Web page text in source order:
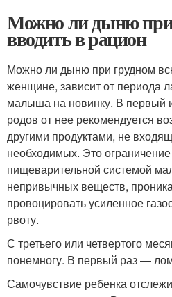
Можно ли дыню при
вводить в рацион
Можно ли дыню при грудном
женщине, зависит от периода
малыша на новинку. В первый
родов от нее рекомендуется
другими продуктами, не
необходимых. Это
пищеварительной системой
непривычных веществ,
провоцировать усиленное
рвоту.
С третьего или четвертого
понемногу. В первый раз —
Самочувствие ребенка